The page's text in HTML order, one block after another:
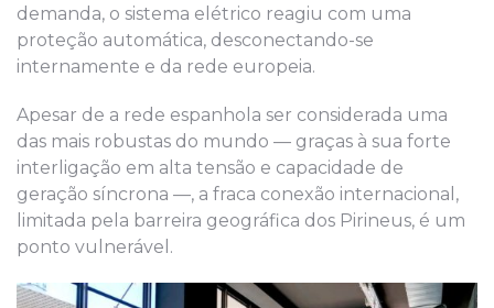
demanda, o sistema elétrico reagiu com uma
proteção automática, desconectando-se
internamente e da rede europeia.
Apesar de a rede espanhola ser considerada uma
das mais robustas do mundo — graças à sua forte
interligação em alta tensão e capacidade de
geração síncrona —, a fraca conexão internacional,
limitada pela barreira geográfica dos Pirineus, é um
ponto vulnerável.